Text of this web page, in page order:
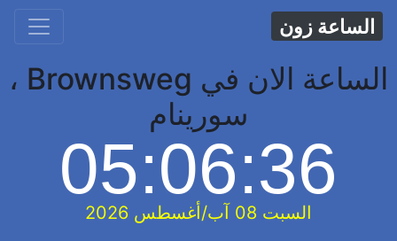
الساعة زون
الساعة الان في Brownsweg ،
سورينام
05:06:37
السبت 08 آب/أغسطس 2026